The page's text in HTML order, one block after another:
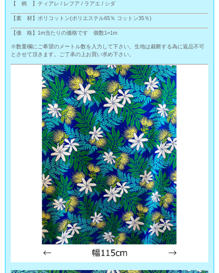
【 柄 】ティアレ / レフア / ラアエ / シダ
【素 材】ポリコットン(ポリエステル65％ コットン35％)
【価 格】1m当たりの価格です 個数1=1m
※数量欄にご希望のメートル数を入力して下さい。生地は裁断する為に返品不可
とさせて頂きます。ご了承の上お買い求め下さい。